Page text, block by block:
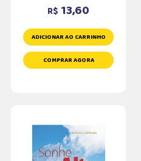
R$ 13,60
ADICIONAR AO CARRINHO
COMPRAR AGORA